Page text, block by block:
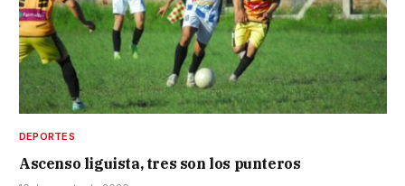
DEPORTES
Ascenso liguista, tres son los punteros